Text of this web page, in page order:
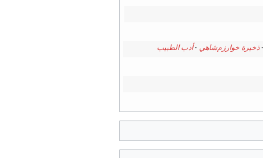
ذخيرة خوارزم‌شاهي أدب الطبيب